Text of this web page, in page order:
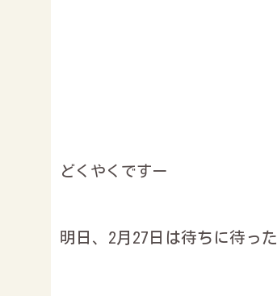
どくやくですー
明日、2月27日は待ちに待った